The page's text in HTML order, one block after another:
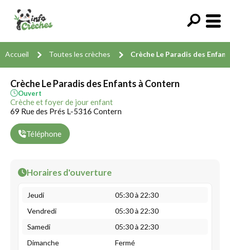
Accueil Toutes les crèches Crèche Le Paradis des
Crèche Le Paradis des Enfants à Contern
Ouvert
Crèche et foyer de jour enfant
69 Rue des Prés L-5316 Contern
Téléphone
Horaires d'ouverture
Jeudi
05:30 à 22:30
Vendredi
05:30 à 22:30
Samedi
05:30 à 22:30
Dimanche
Fermé